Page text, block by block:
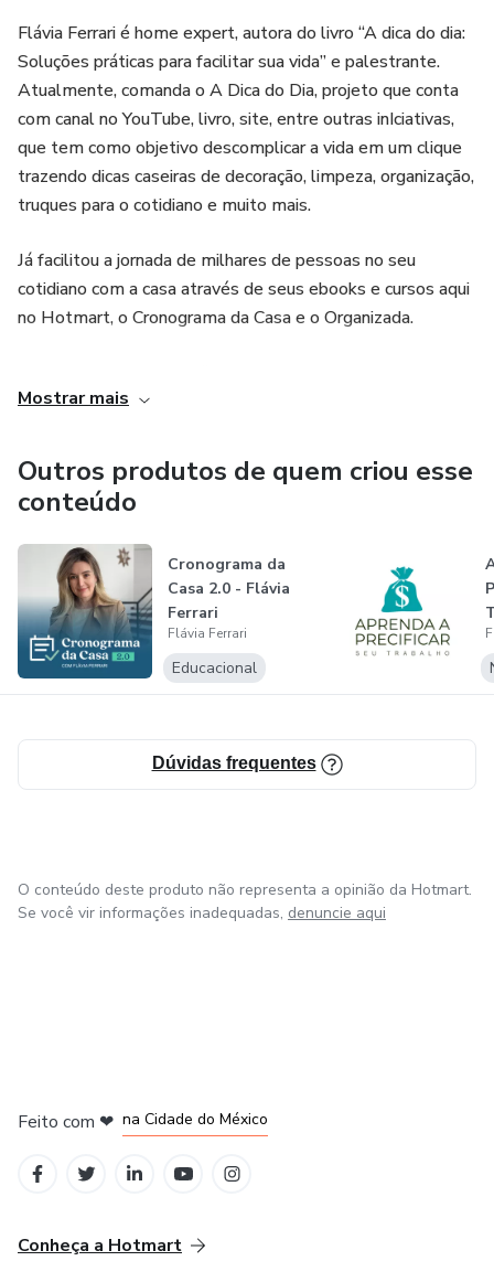
Flávia Ferrari é home expert, autora do livro “A dica do dia:
Soluções práticas para facilitar sua vida” e palestrante.
Atualmente, comanda o A Dica do Dia, projeto que conta
com canal no YouTube, livro, site, entre outras inIciativas,
que tem como objetivo descomplicar a vida em um clique
trazendo dicas caseiras de decoração, limpeza, organização,
truques para o cotidiano e muito mais.
Já facilitou a jornada de milhares de pessoas no seu
cotidiano com a casa através de seus ebooks e cursos aqui
no Hotmart, o Cronograma da Casa e o Organizada.
Definitivo: 50 Dicas com Bicarbonato de Sódio - que além
você economize muito!
É empreendedora há mais de 10 anos, formada em
Engenharia Civil pela Unicamp, com pós-graduação em
Marketing pela ESPM e MBA em empreendedorismo pela
SDA Bocconi (Milão/Itália). Atuou com desenvolvimento
de produtos do Grupo Abril e já desenvolveu ações de
influência com marcas como Unilever, Electrolux,
BASF/Suvinil, 3M entre outras.
Mostrar mais
Outros produtos de quem criou esse
conteúdo
Cronograma da
Casa 2.0 - Flávia
Ferrari
Flávia Ferrari
Educacional
Dúvidas frequentes
O conteúdo deste produto não representa a opinião da Hotmart.
Se você vir informações inadequadas, denuncie aqui
Feito com ❤ na Cidade do México
Conheça a Hotmart